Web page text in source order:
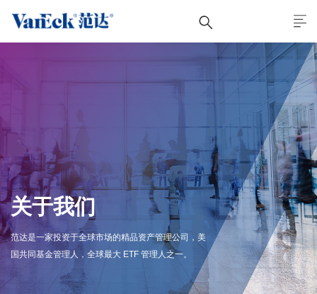
关于我们
范达是一家投资于全球市场的精品资产管理公司，美
国共同基金管理人，全球最大 ETF 管理人之一。